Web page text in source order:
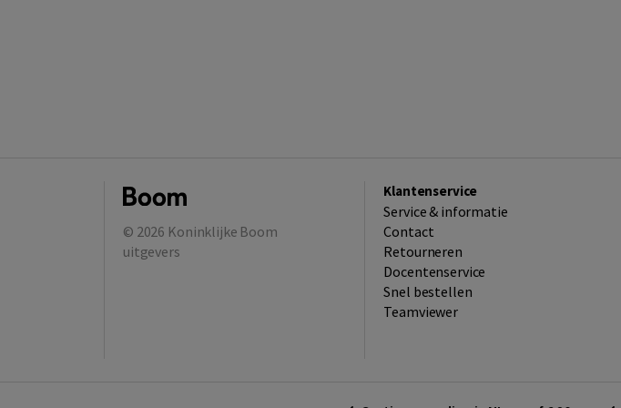
© 2026 Koninklijke Boom
uitgevers
Klantenservice
Service & informatie
Contact
Retourneren
Docentenservice
Snel bestellen
Teamviewer